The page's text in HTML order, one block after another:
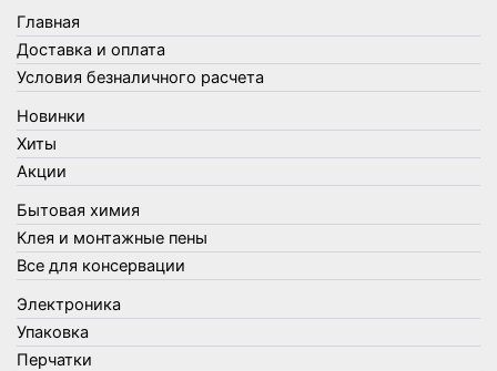
Товары для кухни
Товары для сада и огорода
Товары для туризма и отдыха
Упаковка
Утеплители и прочее
Фонари, лампы и удлинители
Хозяйственные товары
Швабры, стекломои, черенки и насадки
Шнуры, веревки и шпагаты
Электроника
Элементы питания
Главная
Доставка и оплата
Условия безналичного расчета
Новинки
Хиты
Акции
Бытовая химия
Клея и монтажные пены
Все для консервации
Электроника
Упаковка
Перчатки